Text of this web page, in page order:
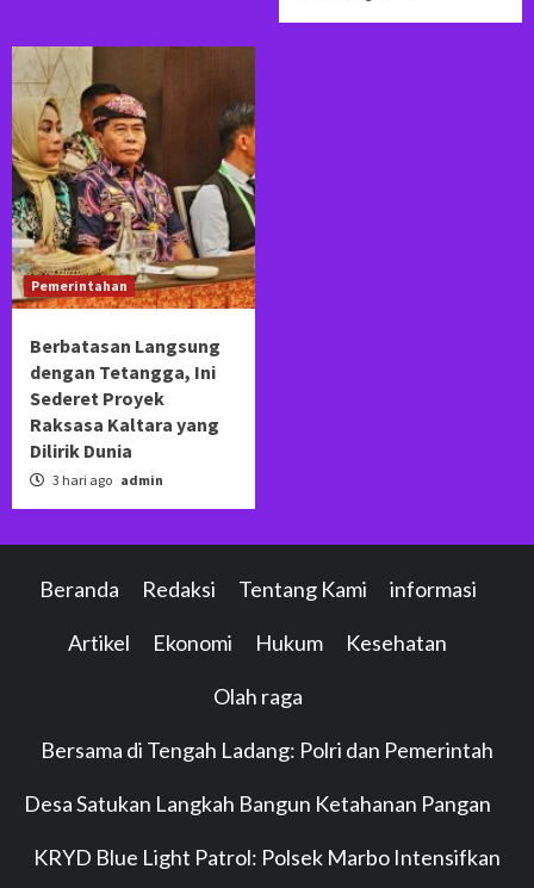
Pemerintahan
Berbatasan Langsung
dengan Tetangga, Ini
Sederet Proyek
Raksasa Kaltara yang
Dilirik Dunia
3 hari ago admin
Beranda Redaksi Tentang Kami informasi
Artikel Ekonomi Hukum Kesehatan
Olah raga
Bersama di Tengah Ladang: Polri dan Pemerintah
Desa Satukan Langkah Bangun Ketahanan Pangan
KRYD Blue Light Patrol: Polsek Marbo Intensifkan